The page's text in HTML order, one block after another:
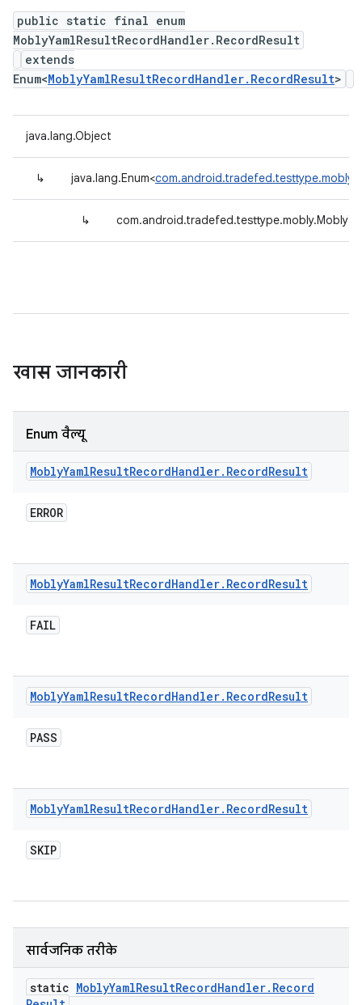
public static final enum
MoblyYamlResultRecordHandler.RecordResult
extends
Enum<MoblyYamlResultRecordHandler.RecordResult>
java.lang.Object
↳ java.lang.Enum<
↳
खास जानकारी
Enum वैल्यू
MoblyYamlResultRecordHandler. RecordResult
ERROR
MoblyYamlResultRecordHandler. RecordResult
FAIL
MoblyYamlResultRecordHandler. RecordResult
PASS
MoblyYamlResultRecordHandler. RecordResult
SKIP
सार्वजनिक तरीके
static MoblyYamlResultRecordHandler. Record